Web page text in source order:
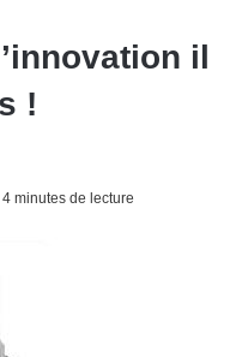
il
!
4 minutes de lecture